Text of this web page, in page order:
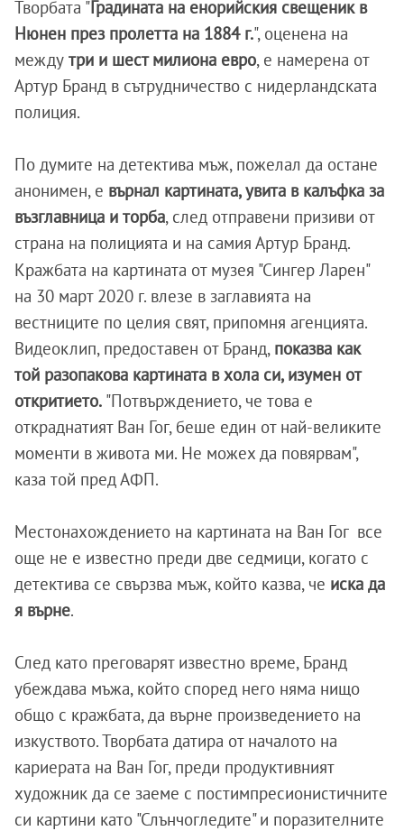
Творбата "Градината на енорийския свещеник в
Нюнен през пролетта на 1884 г.", оценена на
между три и шест милиона евро, е намерена от
Артур Бранд в сътрудничество с нидерландската
полиция.
По думите на детектива мъж, пожелал да остане
анонимен, е върнал картината, увита в калъфка за
възглавница и торба, след отправени призиви от
страна на полицията и на самия Артур Бранд.
Кражбата на картината от музея "Сингер Ларен"
на 30 март 2020 г. влезе в заглавията на
вестниците по целия свят, припомня агенцията.
Видеоклип, предоставен от Бранд, показва как
той разопакова картината в хола си, изумен от
откритието. "Потвърждението, че това е
откраднатият Ван Гог, беше един от най-великите
моменти в живота ми. Не можех да повярвам",
каза той пред АФП.
Местонахождението на картината на Ван Гог все
още не е известно преди две седмици, когато с
детектива се свързва мъж, който казва, че иска да
я върне.
След като преговарят известно време, Бранд
убеждава мъжа, който според него няма нищо
общо с кражбата, да върне произведението на
изкуството. Творбата датира от началото на
кариерата на Ван Гог, преди продуктивният
художник да се заеме с постимпресионистичните
си картини като "Слънчогледите" и поразителните